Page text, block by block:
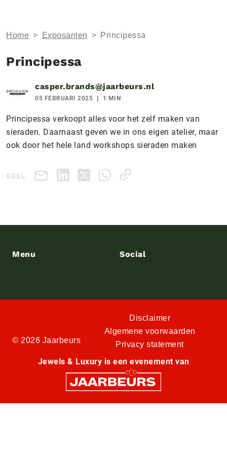
Home > Exposanten > Principessa
Principessa
casper.brands@jaarbeurs.nl
05 FEBRUARI 2025 1 MIN
Principessa verkoopt alles voor het zelf maken van
sieraden. Daarnaast geven we in ons eigen atelier, maar
ook door het hele land workshops sieraden maken
DEEL
Menu Social
© 2026 Jaarbeurs
Disclaimer
Algemene voorwaarden
Privacy statement
Jewels & Luxury is een evenement van